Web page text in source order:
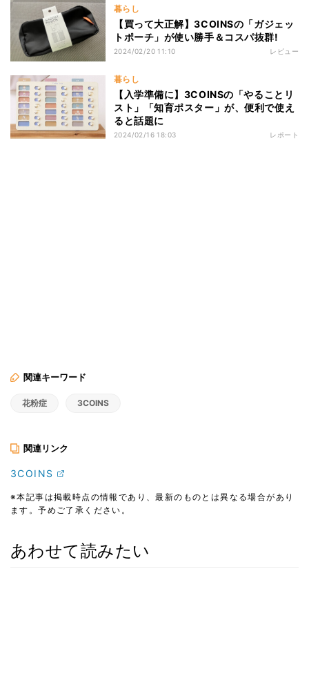
暮らし
【買って大正解】3COINSの「ガジェッ
トポーチ」が使い勝手＆コスパ抜群!
2024/02/20 11:10 レビュー
暮らし
【入学準備に】3COINSの「やることリ
スト」「知育ポスター」が、便利で使え
ると話題に
2024/02/16 18:03 レポート
関連キーワード
花粉症 3COINS
関連リンク
3COINS
※本記事は掲載時点の情報であり、最新のものとは異なる場合があり
ます。予めご了承ください。
あわせて読みたい